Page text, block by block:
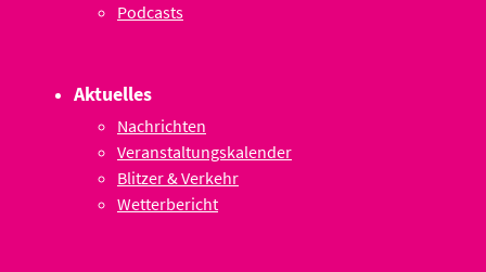
Podcasts
Aktuelles
Nachrichten
Veranstaltungskalender
Blitzer & Verkehr
Wetterbericht